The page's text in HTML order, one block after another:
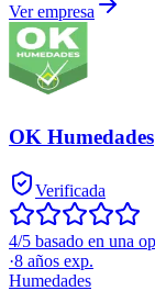
Ver empresa
OK Humedades
Verificada
4/5 basado en una
·8 años exp.
Humedades